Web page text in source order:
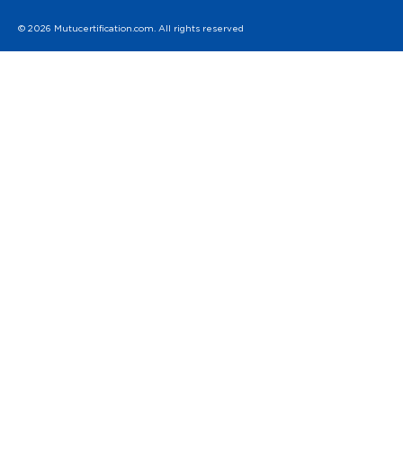
© 2026 Mutucertification.com. All rights reserved